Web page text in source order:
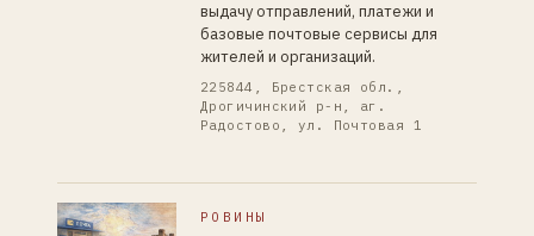
выдачу отправлений, платежи и
базовые почтовые сервисы для
жителей и организаций.
225844, Брестская обл.,
Дрогичинский р-н, аг.
Радостово, ул. Почтовая 1
РОВИНЫ